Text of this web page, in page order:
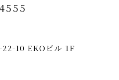
10 EKOビル 1F